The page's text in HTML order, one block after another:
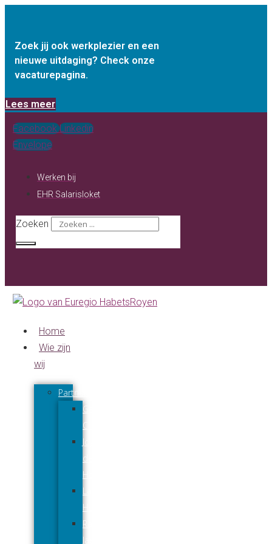
inhoud
Zoek jij ook werkplezier en een
nieuwe uitdaging? Check onze
vacaturepagina.
Lees meer
Facebook Linkedin
Envelope
Werken bij
EHR Salarisloket
Zoeken
Home
Wie zijn
wij
Partners
Gerard
Creuëls
Joyce
den
Harder
Lars
Hendriks
Raymond
Jaeqx